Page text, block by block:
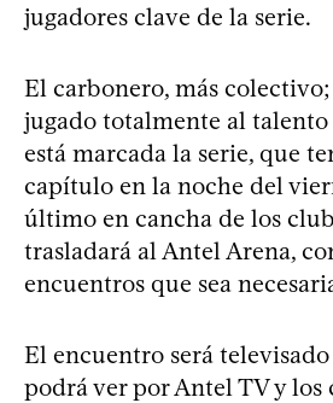
jugadores clave de la serie.
El carbonero, más
jugado totalmente al
está marcada la serie, que
capítulo en la noche del
último en cancha de los
trasladará al Antel Arena,
encuentros que sea
El encuentro será televisado
podrá ver por Antel TV y los